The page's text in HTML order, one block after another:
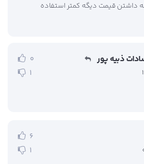
داشتن قیمت دیگه کمتر استفاده
ذبیه پور
0
1
6
1